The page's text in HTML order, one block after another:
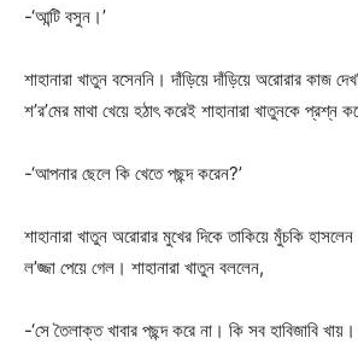
-‘আন্টি বসুন।’
শাহানারা খাতুন বসেননি। দাঁড়িয়ে দাঁড়িয়ে অরোরার কাজ
শ’র’মের মাথা খেয়ে হঠাৎ করেই শাহানারা খাতুনকে প্রশ্ন
-‘আপনার ছেলে কি খেতে পছন্দ করেন?’
শাহানারা খাতুন অরোরার মুখের দিকে তাকিয়ে মুঁচকি
ল’জ্জা পেয়ে গেল। শাহানারা খাতুন বললেন,
-‘সে তৈলাক্ত খাবার পছন্দ করে না। কি সব হাবিজাবি